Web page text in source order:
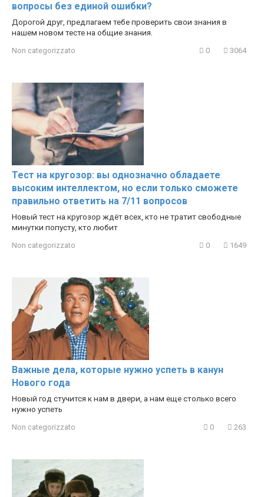
вопросы без единой ошибки?
Дорогой друг, предлагаем тебе проверить свои знания в
нашем новом тесте на общие знания.
Non categorizzato 0 3064
Тест на кругозор: вы однозначно обладаете
высоким интеллектом, но если только сможете
правильно ответить на 7/11 вопросов
Новый тест на кругозор ждёт всех, кто не тратит свободные
минутки попусту, кто любит
Non categorizzato 0 1649
Важные дела, которые нужно успеть в канун
Нового года
Новый год стучится к нам в двери, а нам еще столько всего
нужно успеть
Non categorizzato 0 263